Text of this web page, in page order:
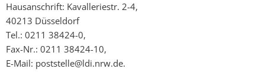
Hausanschrift: Kavalleriestr. 2-4,
40213 Düsseldorf
Tel.: 0211 38424-0,
Fax-Nr.: 0211 38424-10,
E-Mail: poststelle@ldi.nrw.de.